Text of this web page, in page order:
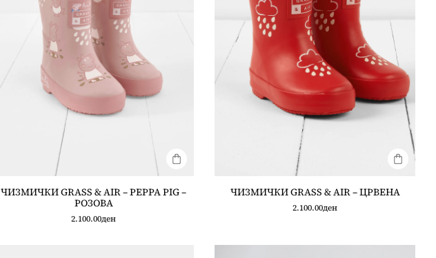
ЧИЗМИЧКИ GRASS & AIR – PEPPA PIG –
РОЗОВА
2.100.00ден
ЧИЗМИЧКИ GRASS & AIR – ЦРВЕНА
2.100.00ден